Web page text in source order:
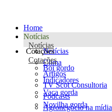
Home
Notícias
Notícias
Notícias
Clima
Artigos
TV Scot Consultoria
Podcasts
Agronegócio na mídia
Cotações
Cotações
Boi gordo
Indicadores
Vaca gorda
Novilha gorda